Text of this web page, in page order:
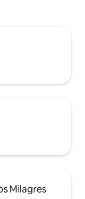
Milagres